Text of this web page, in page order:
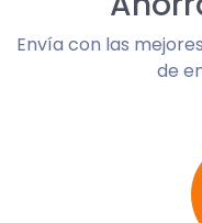
Envía con las
de